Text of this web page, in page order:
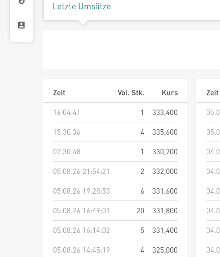
Letzte Umsätze
Zeit Vol. Stk.
Kurs
16:04:41
1
333,400
15:30:36
4
335,600
07:30:48
1
330,700
05.08.26 21:54:21
2
332,000
05.08.26 19:28:53
6
331,600
05.08.26 16:49:01
20
331,800
05.08.26 16:14:02
5
331,400
05.08.26 14:45:19
4
325,000
Zeit